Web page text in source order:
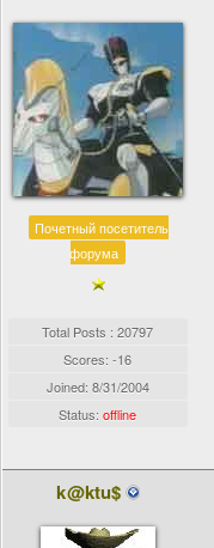
Почетный посетитель
форума
Total Posts : 20797
Scores: -16
Joined: 8/31/2004
Status:offline
k@ktu$